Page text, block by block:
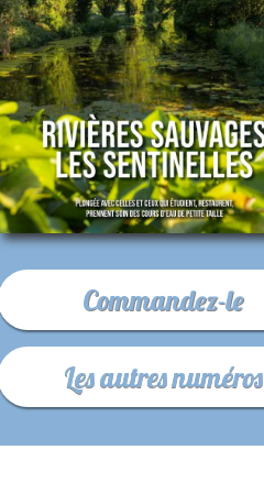
Commandez-le
Les autres numéros